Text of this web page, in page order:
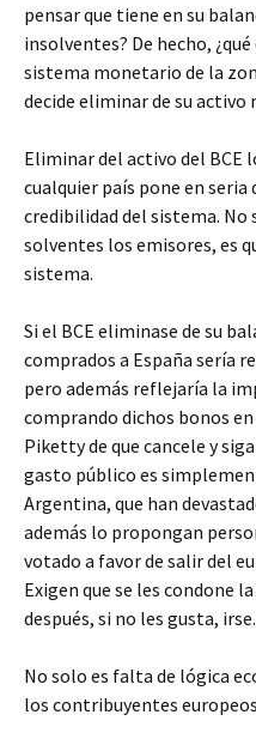
pensar que tiene en su
insolventes? De hecho,
sistema monetario de la
decide eliminar de su activo
Eliminar del activo del BCE
cualquier país pone en
credibilidad del sistema. No
solventes los emisores, es
sistema.
Si el BCE eliminase de su
comprados a España sería
pero además reflejaría la
comprando dichos bonos
Piketty de que cancele y
gasto público es
Argentina, que han
además lo propongan
votado a favor de salir del
Exigen que se les condone
después, si no les gusta, irse.
No solo es falta de lógica
los contribuyentes